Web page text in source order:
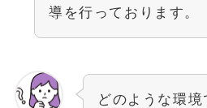
導を行っております。
どのような環